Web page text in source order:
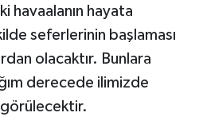
havaalanın hayata
seferlerinin başlaması
olacaktır. Bunlara
derecede ilimizde